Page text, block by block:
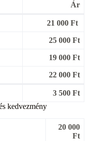
Ár
21 000 Ft
25 000 Ft
19 000 Ft
22 000 Ft
3 500 Ft
kedvezmény
20 000
Ft